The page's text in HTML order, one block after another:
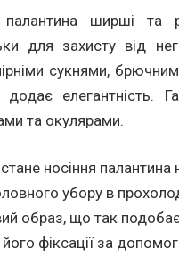
палантина ширші та
для захисту від
сукнями,
елегантність.
та окулярами.
носіння
убору в
образ, що так
його фіксації за